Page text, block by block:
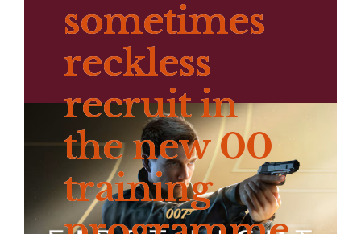
sometimes
reckless
recruit in
the new 00
training